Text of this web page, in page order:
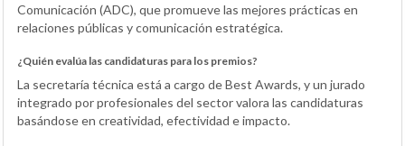
Comunicación (ADC), que promueve las mejores prácticas en
relaciones públicas y comunicación estratégica.
¿Quién evalúa las candidaturas para los premios?
La secretaría técnica está a cargo de Best Awards, y un jurado
integrado por profesionales del sector valora las candidaturas
basándose en creatividad, efectividad e impacto.